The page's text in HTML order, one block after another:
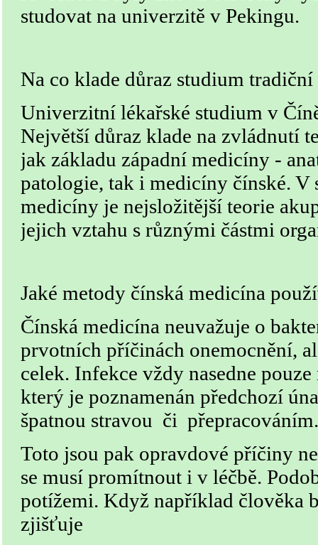
studovat na univerzitě v Pekingu.
Na co klade důraz studium
Univerzitní lékařské studium v
Největší důraz klade na zvládnutí
jak základu západní medicíny -
patologie, tak i medicíny čínské. V
medicíny je nejsložitější teorie
jejich vztahu s různými částmi
Jaké metody čínská medicína
Čínská medicína neuvažuje o
prvotních příčinách onemocnění,
celek. Infekce vždy nasedne
který je poznamenán předchozí
špatnou stravou či přepracováním.
Toto jsou pak opravdové příčiny
se musí promítnout i v léčbě.
potížemi. Když například člověka
zjišťuje